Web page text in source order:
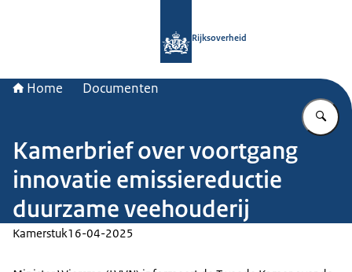
Rijksoverheid
Home Documenten
Kamerbrief over voortgang
innovatie emissiereductie
duurzame veehouderij
Kamerstuk16-04-2025